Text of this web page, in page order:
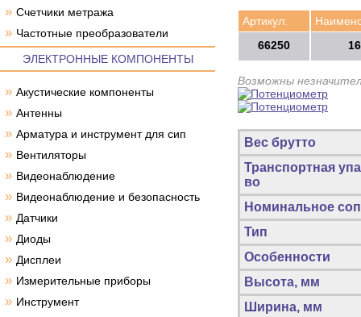
» Счетчики метража
» Частотные преобразователи
ЭЛЕКТРОННЫЕ КОМПОНЕНТЫ
» Акустические компоненты
» Антенны
» Арматура и инструмент для сип
» Вентиляторы
» Видеонаблюдение
» Видеонаблюдение и безопасность
» Датчики
» Диоды
» Дисплеи
» Измерительные приборы
» Инструмент
Артикул:
66250
Возможны
Вес брутто
Транспортная
во
Номинальное
Тип
Особенности
Высота, мм
Ширина, мм